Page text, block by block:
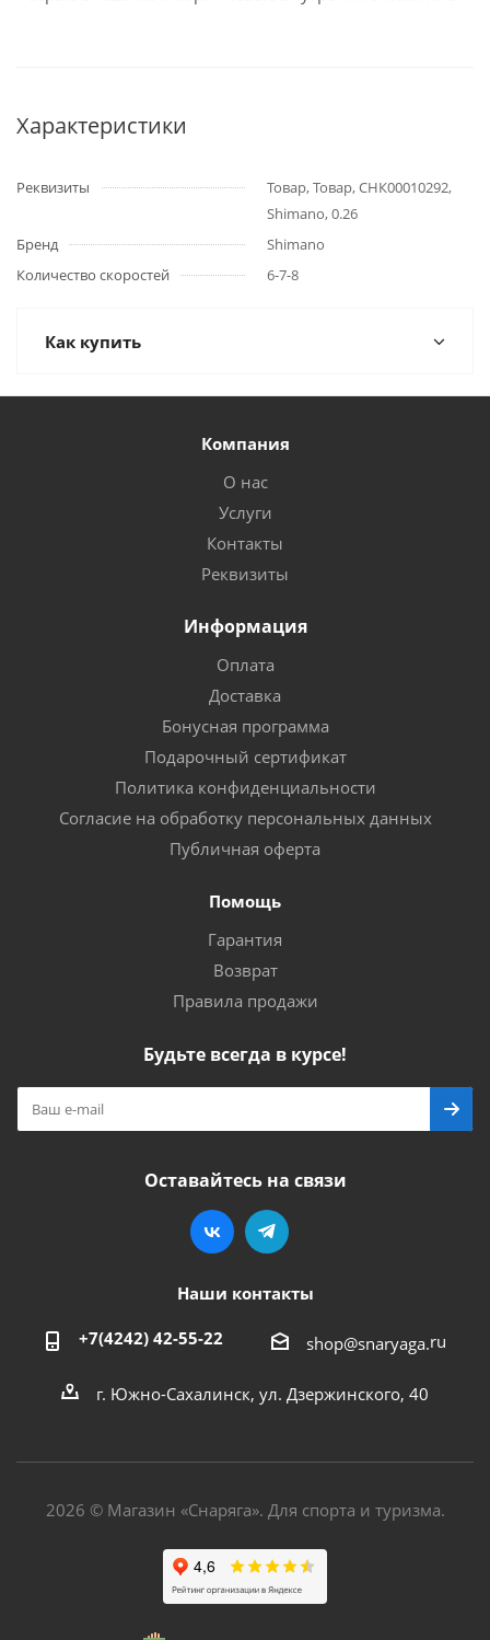
Характеристики
Реквизиты
Товар, Товар, СНК00010292,
Shimano, 0.26
Бренд
Shimano
Количество скоростей
6-7-8
Как купить
Компания
О нас
Услуги
Контакты
Реквизиты
Информация
Оплата
Доставка
Бонусная программа
Подарочный сертификат
Политика конфиденциальности
Согласие на обработку персональных данных
Публичная оферта
Помощь
Гарантия
Возврат
Правила продажи
Будьте всегда в курсе!
Оставайтесь на связи
Наши контакты
+7(4242) 42-55-22 shop@snaryaga.ru
г. Южно-Сахалинск, ул. Дзержинского, 40
2026 © Магазин «Снаряга». Для спорта и туризма.